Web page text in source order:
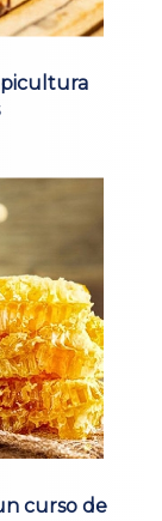
curso de